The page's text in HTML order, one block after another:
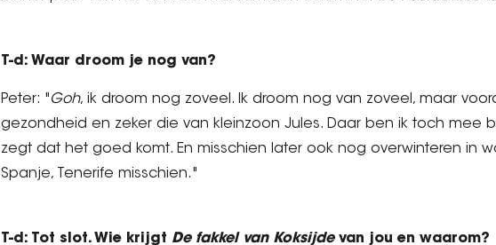
T-d: Waar droom je nog van?
Peter: "Goh, ik droom nog zoveel. Ik droom nog van zoveel, maar
gezondheid en zeker die van kleinzoon Jules. Daar ben ik toch mee
zegt dat het goed komt. En misschien later ook nog overwinteren in
Spanje, Tenerife misschien."
T-d: Tot slot. Wie krijgt De fakkel van Koksijdevan jou en waarom?